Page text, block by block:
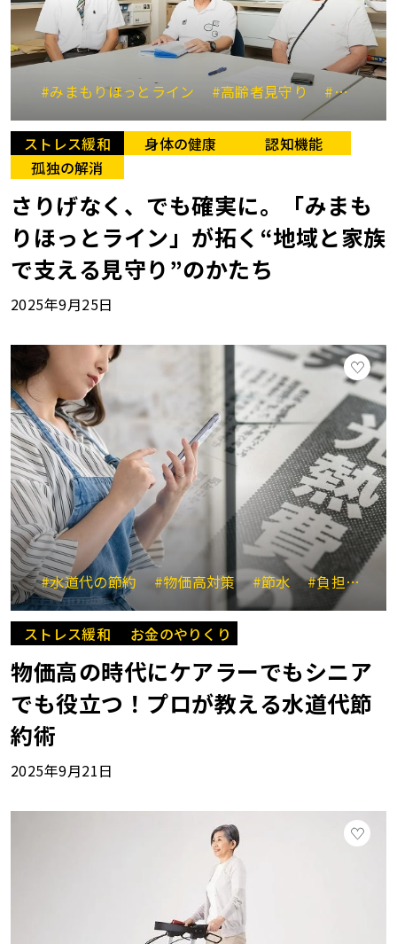
#みまもりほっとライン #高齢者見守り #地域福祉
ストレス緩和 身体の健康
認知機能
孤独の解消
さりげなく、でも確実に。「みまも
りほっとライン」が拓く“地域と家族
で支える見守り”のかたち
2025年9月25日
#水道代の節約 #物価高対策 #節水 #負担軽減
ストレス緩和 お金のやりくり
物価高の時代にケアラーでもシニア
でも役立つ！プロが教える水道代節
約術
2025年9月21日